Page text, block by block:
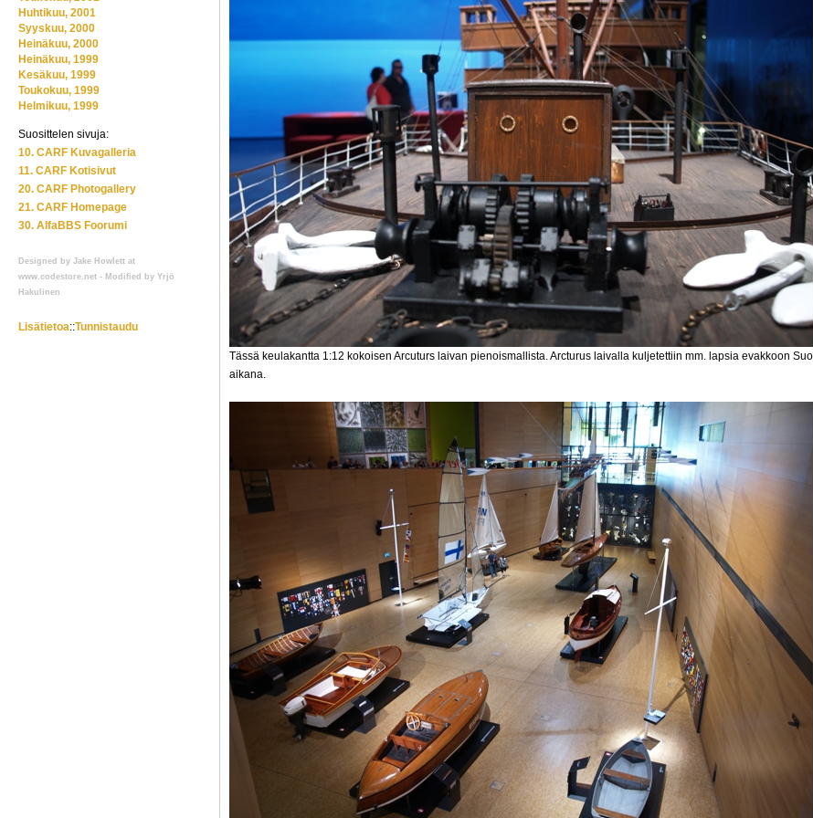
Tässä keulakantta 1:12 kokoisen Arcuturs laivan pienoismallista. Arcturus laivalla kuljetettiin mm. lapsia evakkoon
aikana.
Huhtikuu, 2001
Syyskuu, 2000
Heinäkuu, 2000
Heinäkuu, 1999
Kesäkuu, 1999
Toukokuu, 1999
Helmikuu, 1999
Suosittelen sivuja:
10. CARF Kuvagalleria
11. CARF Kotisivut
20. CARF Photogallery
21. CARF Homepage
30. AlfaBBS Foorumi
Designed by Jake Howlett at
www.codestore.net - Modified by Yrjö
Hakulinen
Lisätietoa::Tunnistaudu